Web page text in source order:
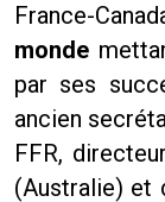
France-
monde
par ses
ancien
FFR,
(Australie) et